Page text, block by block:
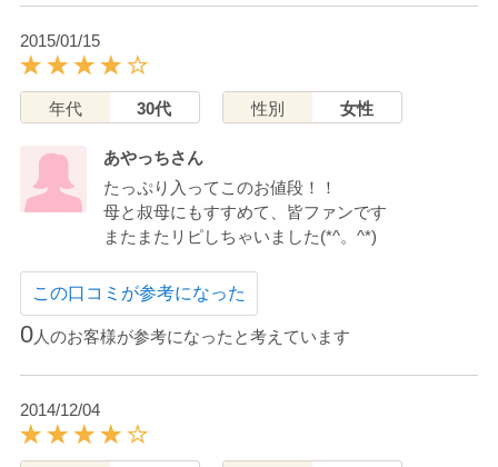
2015/01/15
年代 30代 性別 女性
あやっちさん
たっぷり入ってこのお値段！！
母と叔母にもすすめて、皆ファンです
またまたリピしちゃいました(*^。^*)
この口コミが参考になった
0人のお客様が参考になったと考えています
2014/12/04